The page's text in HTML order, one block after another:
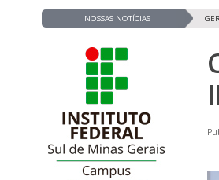
NOSSAS NOTÍCIAS